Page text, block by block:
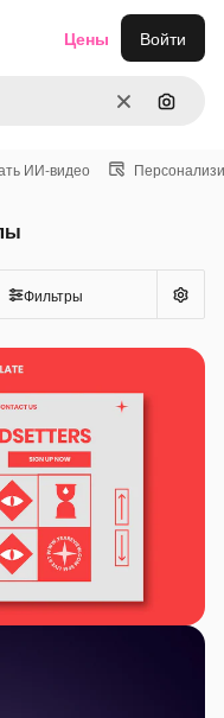
ОчиститьПоиск
Цены Войти
ИИ-видео
Фильтры